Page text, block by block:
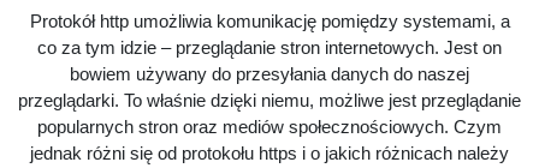
Protokół http umożliwia komunikację pomiędzy systemami, a
co za tym idzie – przeglądanie stron internetowych. Jest on
bowiem używany do przesyłania danych do naszej
przeglądarki. To właśnie dzięki niemu, możliwe jest przeglądanie
popularnych stron oraz mediów społecznościowych. Czym
jednak różni się od protokołu https i o jakich różnicach należy